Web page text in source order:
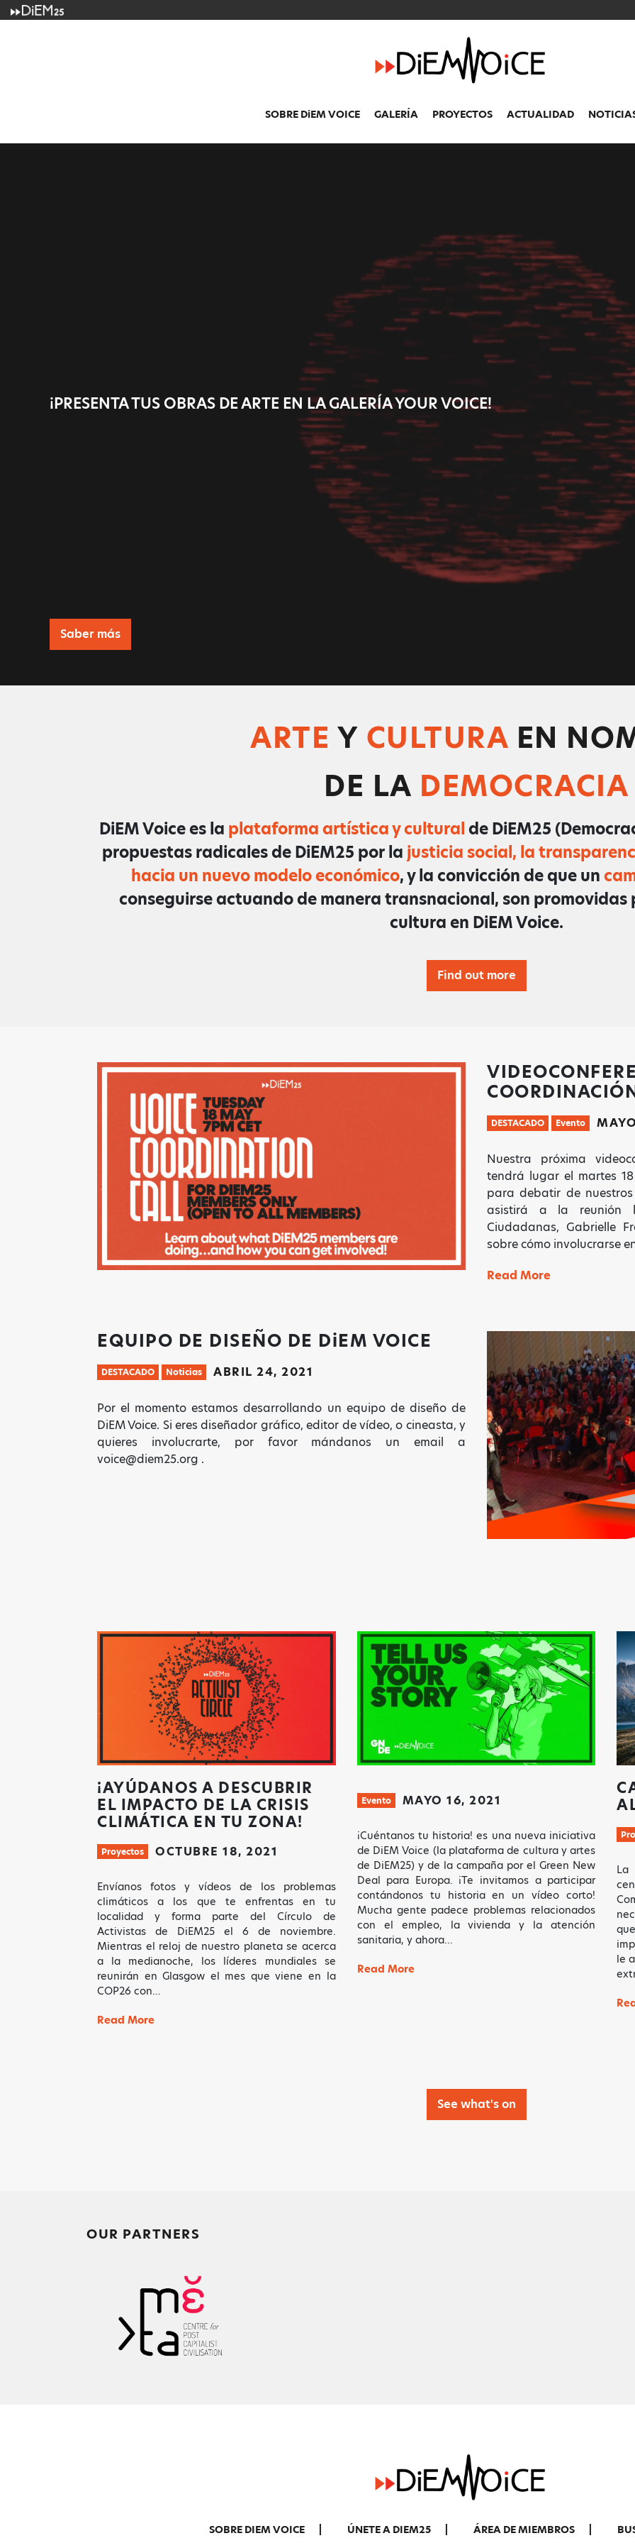
ART HAS THE POWER TO
MOVE PEOPLE AND SO DO
Sign up to receive monthly updates on what we are
up to and ways that you can get involved.
SOBRE DiEMVOICE GALERÍA PROYECTOS ACTUALIDAD
¡PRESENTA TUS OBRAS DE ARTE EN LA GALERÍA YOUR VOICE!
Saber más
ARTE Y CULTURA EN
DE LA DEMOCRACIA
DiEM Voice es la plataforma artística y culturalde DiEM25
propuestas radicales de DiEM25 por la justicia social, la
hacia un nuevo modelo económico, y la convicción de que un
conseguirse actuando de manera transnacional, son promovidas
cultura en DiEM Voice.
Find out more
DESTACADO Evento
Nuestra próxima
tendrá lugar el martes
para debatir de
asistirá a la reunión
Ciudadanas, Gabrielle
sobre cómo involucrarse
Read More
EQUIPO DE DISEÑO DE DiEM VOICE
DESTACADO Noticias ABRIL 24, 2021
Por el momento estamos desarrollando un equipo de diseño de
DiEM Voice. Si eres diseñador gráfico, editor de vídeo, o cineasta, y
quieres involucrarte, por favor mándanos un email a
voice@diem25.org .
¡AYÚDANOS A DESCUBRIR
EL IMPACTO DE LA CRISIS
CLIMÁTICA EN TU ZONA!
Proyectos OCTUBRE 18, 2021
Envíanos fotos y vídeos de los problemas
climáticos a los que te enfrentas en tu
localidad y forma parte del Círculo de
Activistas de DiEM25 el 6 de noviembre.
Mientras el reloj de nuestro planeta se acerca
a la medianoche, los líderes mundiales se
reunirán en Glasgow el mes que viene en la
COP26 con…
Read More
Evento MAYO 16, 2021
¡Cuéntanos tu historia! es una nueva iniciativa
de DiEM Voice (la plataforma de cultura y artes
de DiEM25) y de la campaña por el Green New
Deal para Europa. ¡Te invitamos a participar
contándonos tu historia en un vídeo corto!
Mucha gente padece problemas relacionados
con el empleo, la vivienda y la atención
sanitaria, y ahora…
Read More
La
le
See what's on
OUR PARTNERS
SOBRE DIEM VOICE ÚNETE A DIEM25 ÁREA DE MIEMBROS